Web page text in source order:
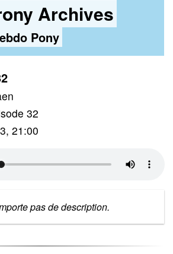
Archives
Pony
32
21:00
pas de description.